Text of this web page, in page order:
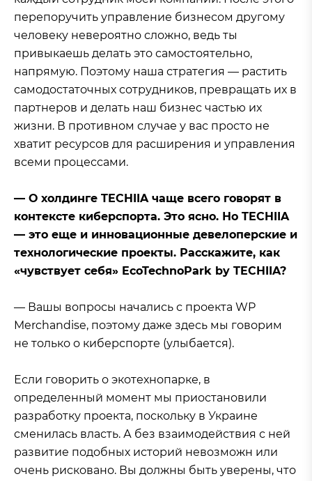
перепоручить управление бизнесом другому
человеку невероятно сложно, ведь ты
привыкаешь делать это самостоятельно,
напрямую. Поэтому наша стратегия — растить
самодостаточных сотрудников, превращать их в
партнеров и делать наш бизнес частью их
жизни. В противном случае у вас просто не
хватит ресурсов для расширения и управления
всеми процессами.
— О холдинге TECHIIA чаще всего говорят в
контексте киберспорта. Это ясно. Но TECHIIA
— это еще и инновационные девелоперские и
технологические проекты. Расскажите, как
«чувствует себя» EcoTechnoPark by TECHIIA?
— Вашы вопросы начались с проекта WP
Merchandise, поэтому даже здесь мы говорим
не только о киберспорте (улыбается).
Если говорить о экотехнопарке, в
определенный момент мы приостановили
разработку проекта, поскольку в Украине
сменилась власть. А без взаимодействия с ней
развитие подобных историй невозможн или
очень рисковано. Вы должны быть уверены, что